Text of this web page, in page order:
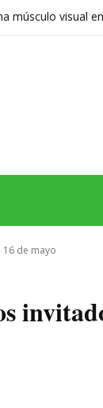
músculo visual
16 de mayo